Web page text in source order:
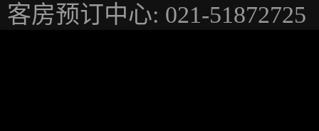
客房预订中心: 021-51872725